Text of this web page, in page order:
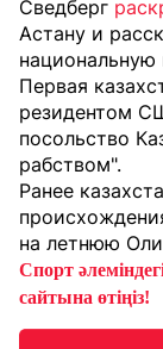
Сведберг
Астану и
национальную
Первая
резидентом
посольство
рабством".
Ранее
на летнюю
Спорт
сайтына өтіңіз!